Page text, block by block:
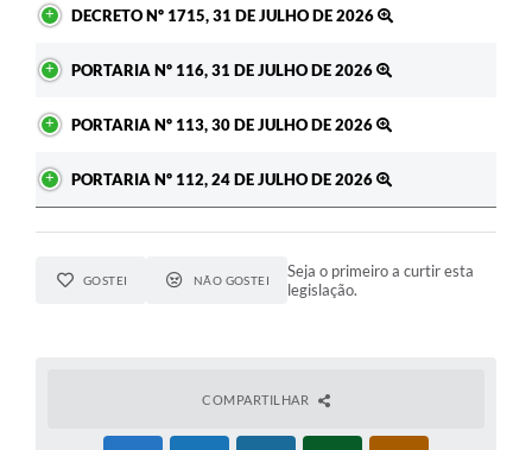
DECRETO Nº 1715, 31 DE JULHO DE 2026
PORTARIA Nº 116, 31 DE JULHO DE 2026
PORTARIA Nº 113, 30 DE JULHO DE 2026
PORTARIA Nº 112, 24 DE JULHO DE 2026
GOSTEI NÃO GOSTEI
Seja o primeiro a curtir esta
legislação.
COMPARTILHAR